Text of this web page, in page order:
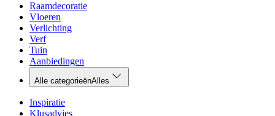
Raamdecoratie
Vloeren
Verlichting
Verf
Tuin
Aanbiedingen
Alle categorieënAlles
Inspiratie
Klusadvies